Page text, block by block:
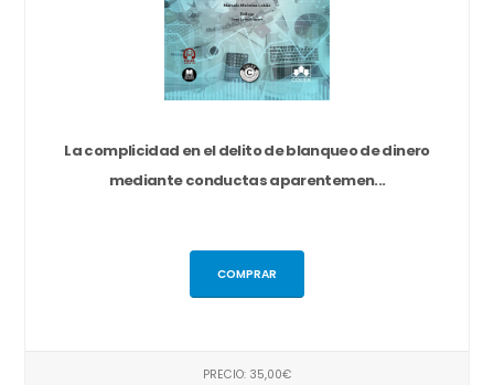
La complicidad en el delito de blanqueo de dinero
mediante conductas aparentemen...
COMPRAR
PRECIO: 35,00€